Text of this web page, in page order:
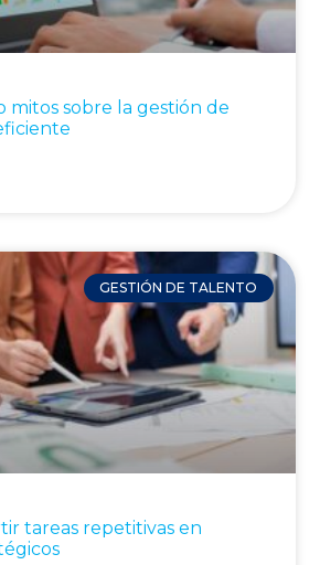
mitos sobre la gestión de
GESTIÓN DE TALENTO
tareas repetitivas en